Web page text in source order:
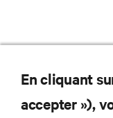
En cliquant
accepter »),